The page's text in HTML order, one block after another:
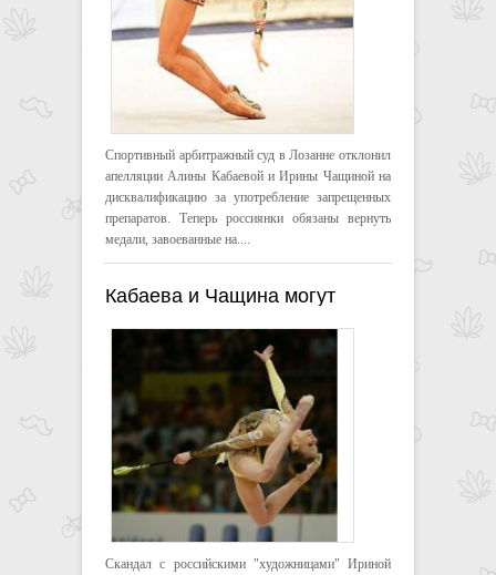
Спортивный арбитражный суд в Лозанне отклонил
апелляции Алины Кабаевой и Ирины Чащиной на
дисквалификацию за употребление запрещенных
препаратов. Теперь россиянки обязаны вернуть
медали, завоеванные на....
Кабаева и Чащина могут
лишиться медалей
Скандал с российскими "художницами" Ириной